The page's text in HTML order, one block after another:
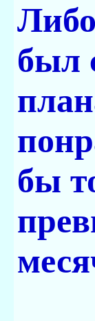
был
бы